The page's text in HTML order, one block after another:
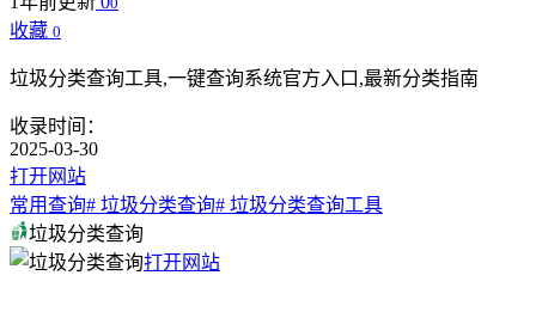
收藏 0
垃圾分类查询工具,一键查询系统官方入口,最新分类指南
收录时间：
2025-03-30
打开网站
常用查询# 垃圾分类查询# 垃圾分类查询工具
垃圾分类查询
打开网站